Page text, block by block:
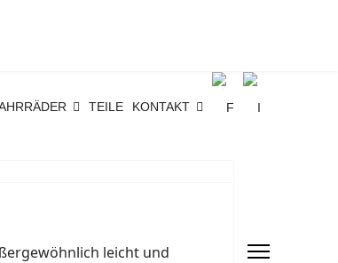
TEILE KONTAKT
leicht und